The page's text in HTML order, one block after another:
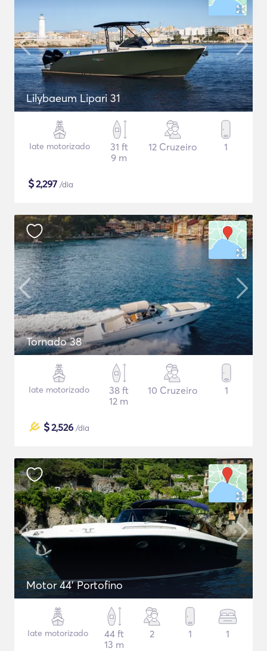
Lilybaeum Lipari 31
Iate motorizado
31 ft
9 m
12 Cruzeiro 1
$2,297 /dia
Tornado 38
Iate motorizado
38 ft
12 m
10 Cruzeiro 1
$2,526 /dia
Motor 44' Portofino
Iate motorizado
44 ft
13 m
2 1 1